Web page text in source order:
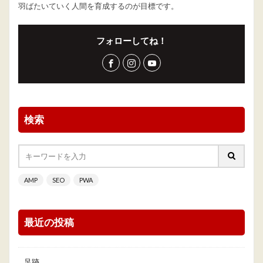
羽ばたいていく人間を育成するのが目標です。
フォローしてね！
検索
AMP SEO PWA
最近の投稿